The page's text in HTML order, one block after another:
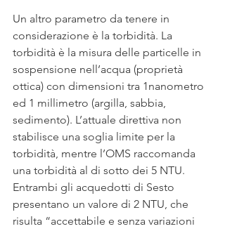
Un altro parametro da tenere in
considerazione è la torbidità. La
torbidità è la misura delle particelle in
sospensione nell’acqua (proprietà
ottica) con dimensioni tra 1nanometro
ed 1 millimetro (argilla, sabbia,
sedimento). L’attuale direttiva non
stabilisce una soglia limite per la
torbidità, mentre l’OMS raccomanda
una torbidità al di sotto dei 5 NTU.
Entrambi gli acquedotti di Sesto
presentano un valore di 2 NTU, che
risulta “accettabile e senza variazioni